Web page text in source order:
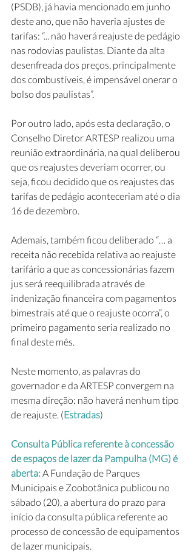
(PSDB), já havia mencionado em junho
deste ano, que não haveria ajustes de
tarifas: “... não haverá reajuste de pedágio
nas rodovias paulistas. Diante da alta
desenfreada dos preços, principalmente
dos combustíveis, é impensável onerar o
bolso dos paulistas”.
Por outro lado, após esta declaração, o
Conselho Diretor ARTESP realizou uma
reunião extraordinária, na qual deliberou
que os reajustes deveriam ocorrer, ou
seja, ficou decidido que os reajustes das
tarifas de pedágio aconteceriam até o dia
16 de dezembro.
Ademais, também ficou deliberado “… a
receita não recebida relativa ao reajuste
tarifário a que as concessionárias fazem
jus será reequilibrada através de
indenização financeira com pagamentos
bimestrais até que o reajuste ocorra”, o
primeiro pagamento seria realizado no
final deste mês.
Neste momento, as palavras do
governador e da ARTESP convergem na
mesma direção: não haverá nenhum tipo
de reajuste. (Estradas)
Consulta Pública referente à concessão
de espaços de lazer da Pampulha (MG) é
aberta: A Fundação de Parques
Municipais e Zoobotânica publicou no
sábado (20), a abertura do prazo para
início da consulta pública referente ao
processo de concessão de equipamentos
de lazer municipais.